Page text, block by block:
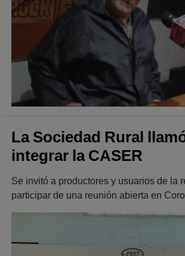
La Sociedad Rural
integrar la CASER
Se invitó a productores y usuarios de la
participar de una reunión abierta en